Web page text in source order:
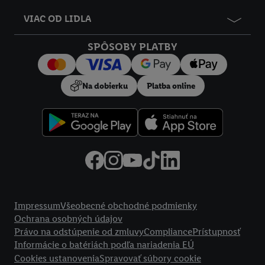
VIAC OD LIDLA
SPÔSOBY PLATBY
Na dobierku Platba online
ImpressumVšeobecné obchodné podmienky
Ochrana osobných údajov
Právo na odstúpenie od zmluvyCompliancePrístupnosť
Informácie o batériách podľa nariadenia EÚ
Cookies ustanoveniaSpravovať súbory cookie
Kliknutím na možnosť "
používanie potrebných technológií. Kliknutím na "Súhlasím"
vyjadríte súhlas so spracúvaním na všetky vyššie uvedené účely.
Ďalšie informácie vrátane informácií o dobe uchovávania
údajov a Vašom práve kedykoľvek odvolať súhlas s účinnosťou
do budúcnosti nájdete v našichzásadách ochrany osobných
.Imprint nájdete tu.